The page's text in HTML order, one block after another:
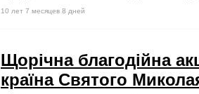
10 лет 7 месяцев 8 дней
Щорічна благодійна
країна Святого